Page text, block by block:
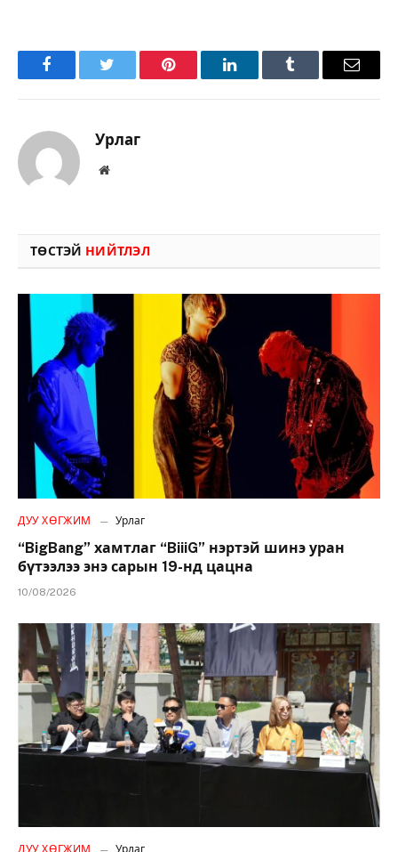
FacebookTwitter Pinterest LinkedInTumblr Имэйл
Урлаг
Вэбсайт
ТӨСТЭЙ НИЙТЛЭЛ
ДУУ ХӨГЖИМ Урлаг
“BigBang” хамтлаг “BiiiG” нэртэй шинэ уран
бүтээлээ энэ сарын 19-нд цацна
10/08/2026